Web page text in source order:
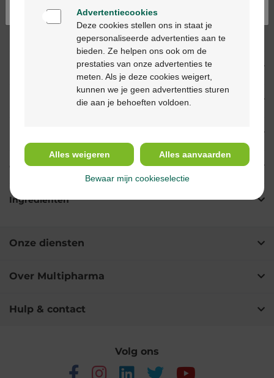
Productbeschrijving
Eigenschappen
Gebruik
Ingrediënten
Onze diensten
Over Multipharma
Hulp & contact
Volg ons
Advertentiecookies
Deze cookies stellen ons in staat je
gepersonaliseerde advertenties aan te
bieden. Ze helpen ons ook om de
prestaties van onze advertenties te
meten. Als je deze cookies weigert,
kunnen we je geen advertentties sturen
die aan je behoeften voldoen.
Alles weigeren Alles aanvaarden
Bewaar mijn cookieselectie